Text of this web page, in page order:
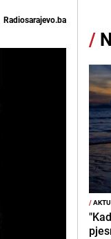
Radiosarajevo.ba
/
/